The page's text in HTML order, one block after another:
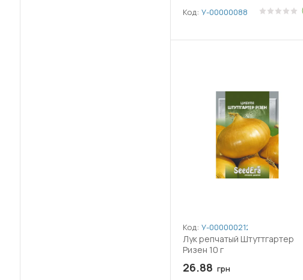
Код: У-0000008830
Код: У-0000002127
Лук репчатый Штуттгартер
Ризен 10 г
26.88 грн